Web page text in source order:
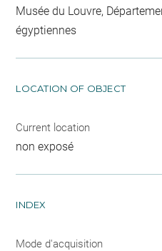
Musée du Louvre,
égyptiennes
LOCATION OF OBJECT
Current location
non exposé
INDEX
Mode d'acquisition